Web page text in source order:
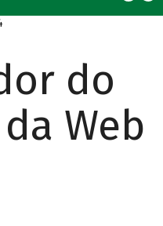
do
Web